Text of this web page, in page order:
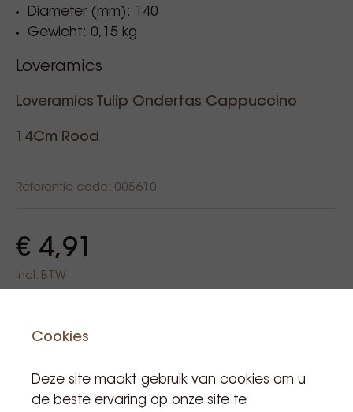
Diameter (mm): 140
Gewicht: 0,15 kg
Loveramics
Loveramics Tulip Ondertas Cappuccino
14Cm Rood
Referentie code: 005610
€ 4,91
Incl. BTW
Cookies
Deze site maakt gebruik van cookies om u
de beste ervaring op onze site te